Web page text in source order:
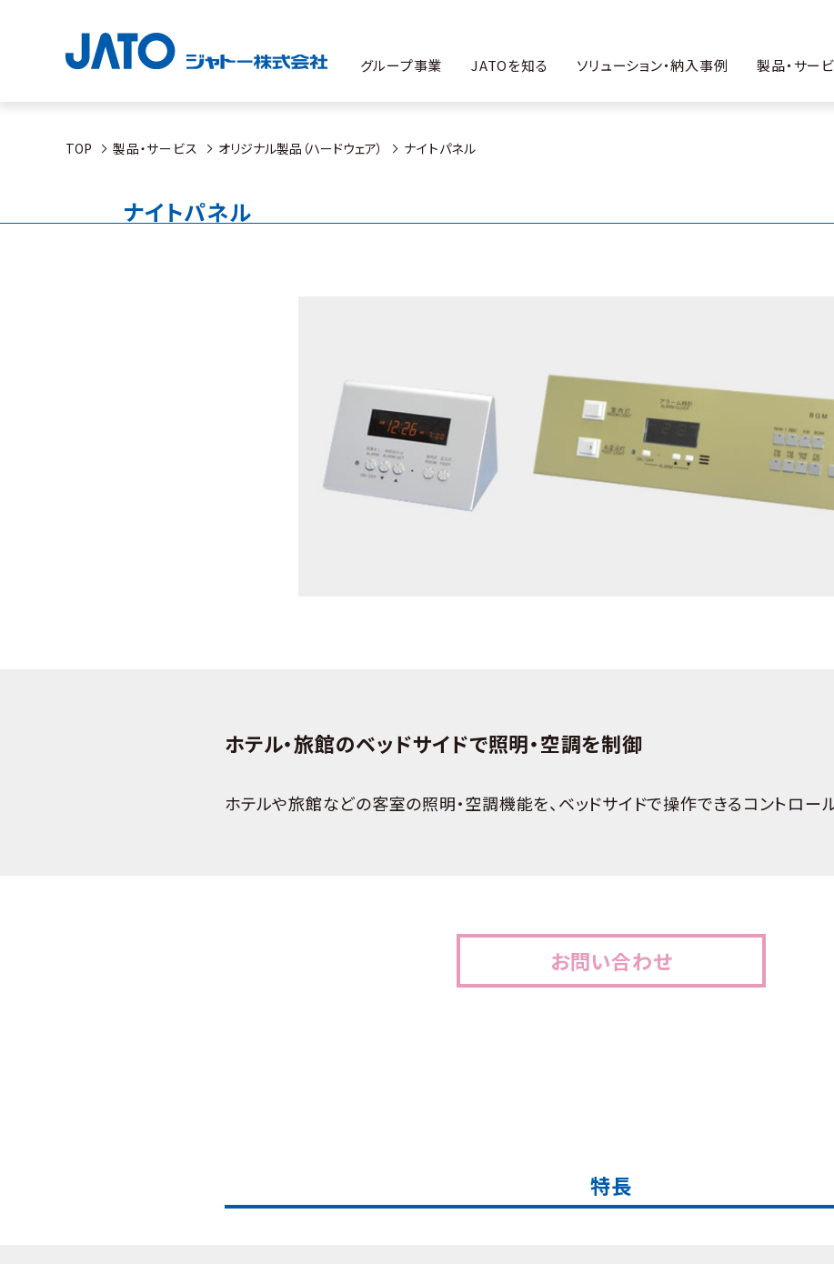
グループ事業 JATOを知る ソリューション・納入事例 製品・サー
TOP 製品・サービス オリジナル製品（ハードウェア） ナイトパネル
ナイトパネル
ホテル・旅館のベッドサイドで照明・空調を制御
ホテルや旅館などの客室の照明・空調機能を、ベッドサイドで操作できるコントロー
お問い合わせ
特長